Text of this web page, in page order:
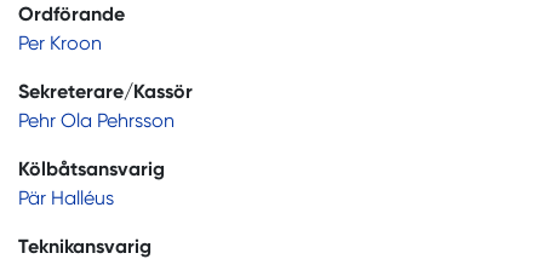
Ordförande
Per Kroon
Sekreterare/Kassör
Pehr Ola Pehrsson
Kölbåtsansvarig
Pär Halléus
Teknikansvarig